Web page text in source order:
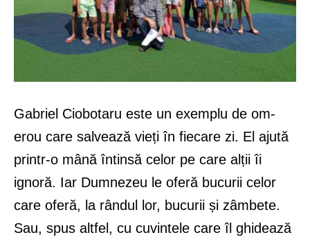
Gabriel Ciobotaru este un exemplu de om-
erou care salvează vieți în fiecare zi. El ajută
printr-o mână întinsă celor pe care alții îi
ignoră. Iar Dumnezeu le oferă bucurii celor
care oferă, la rândul lor, bucurii și zâmbete.
Sau, spus altfel, cu cuvintele care îl ghidează